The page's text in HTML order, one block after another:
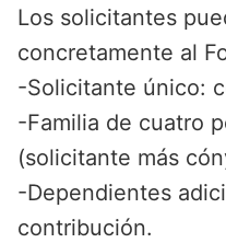
Los solicitantes
concretamente al
-Solicitante único:
-Familia de cuatro
(solicitante más
-Dependientes
contribución.